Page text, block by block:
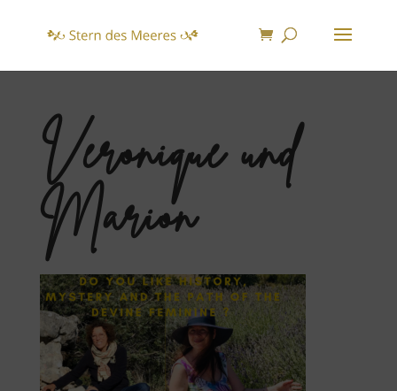
Veronique und
Marion